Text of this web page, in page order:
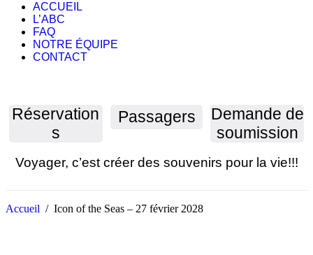
ACCUEIL
L’ABC
FAQ
NOTRE ÉQUIPE
CONTACT
Réservation
s
Passagers
Demande de
soumission
Voyager, c’est créer des souvenirs pour la vie!!!
Accueil / Icon of the Seas – 27 février 2028